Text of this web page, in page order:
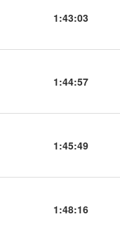
1:43:03
1:44:57
1:45:49
1:48:16